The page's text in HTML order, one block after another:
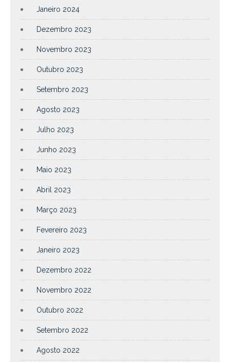
Janeiro 2024
Dezembro 2023
Novembro 2023
Outubro 2023
Setembro 2023
Agosto 2023
Julho 2023
Junho 2023
Maio 2023
Abril 2023
Março 2023
Fevereiro 2023
Janeiro 2023
Dezembro 2022
Novembro 2022
Outubro 2022
Setembro 2022
Agosto 2022